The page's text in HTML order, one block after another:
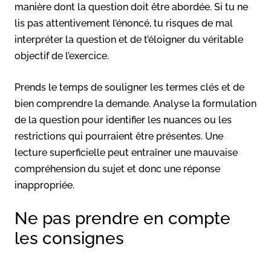
manière dont la question doit être abordée. Si tu ne
lis pas attentivement l’énoncé, tu risques de mal
interpréter la question et de t’éloigner du véritable
objectif de l’exercice.
Prends le temps de souligner les termes clés et de
bien comprendre la demande. Analyse la formulation
de la question pour identifier les nuances ou les
restrictions qui pourraient être présentes. Une
lecture superficielle peut entraîner une mauvaise
compréhension du sujet et donc une réponse
inappropriée.
Ne pas prendre en compte
les consignes